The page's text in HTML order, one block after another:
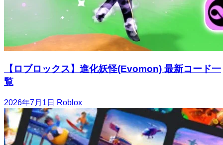
【ロブロックス】進化妖怪(Evomon) 最新コード一
覧
2026年7月1日 Roblox